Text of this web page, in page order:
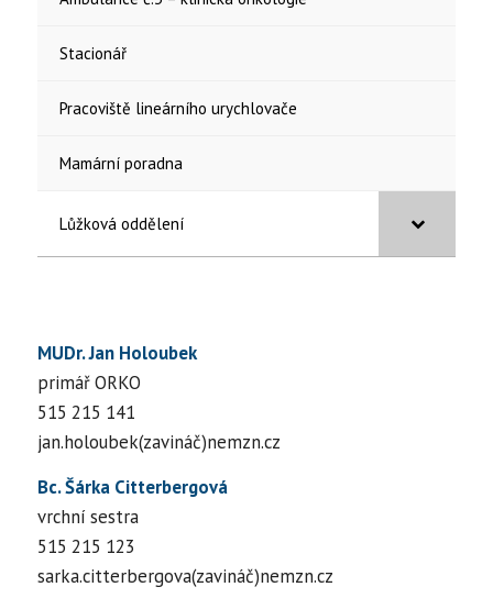
Stacionář
Pracoviště lineárního urychlovače
Mamární poradna
Lůžková oddělení
MUDr. Jan Holoubek
primář ORKO
515 215 141
jan.holoubek(zavináč)nemzn.cz
Bc. Šárka Citterbergová
vrchní sestra
515 215 123
sarka.citterbergova(zavináč)nemzn.cz